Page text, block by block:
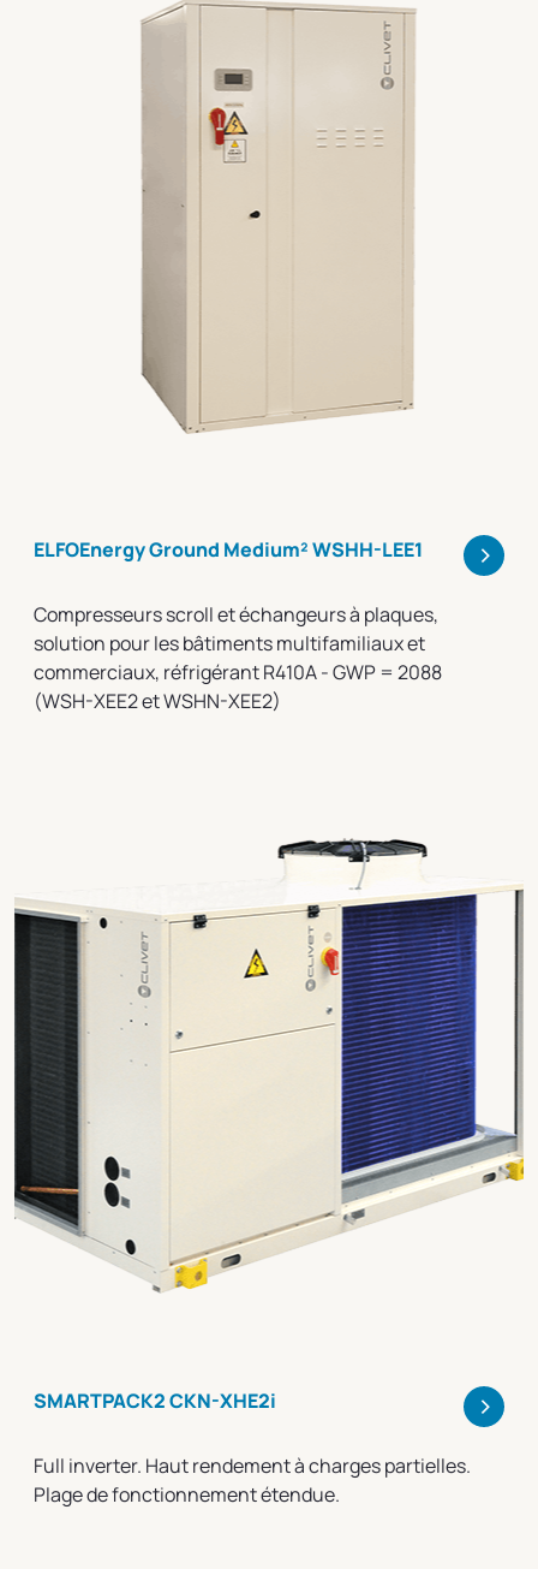
ELFOEnergy Ground Medium² WSHH-LEE1 >
Compresseurs scroll et échangeurs à plaques,
solution pour les bâtiments multifamiliaux et
commerciaux, réfrigérant R410A - GWP = 2088
(WSH-XEE2 et WSHN-XEE2)
SMARTPACK2 CKN-XHE2i >
Full inverter. Haut rendement à charges partielles.
Plage de fonctionnement étendue.